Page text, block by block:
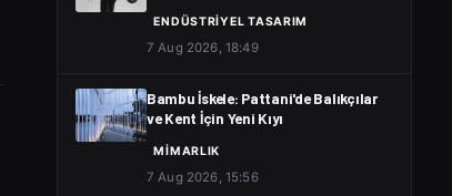
ENDÜSTRIYEL TASARIM
7 Aug 2026, 18:49
Bambu İskele: Pattani'de Balıkçılar
ve Kent İçin Yeni Kıyı
MIMARLIK
7 Aug 2026, 15:56